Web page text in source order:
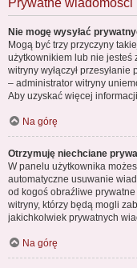
Nie mogę wysyłać
Mogą być trzy przyczyny
użytkownikiem lub nie jesteś
witryny wyłączył
– administrator witryny
Aby uzyskać więcej
Na górę
Otrzymuję niechciane
W panelu użytkownika
automatyczne usuwanie
od kogoś obraźliwe
witryny, którzy będą mogli
jakichkolwiek prywatnych
Na górę